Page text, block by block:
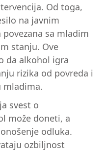
Od toga,
na javnim
sa mladim
stanju. Ove
da alkohol igra
rizika od povreda i
mladima.
svest o
može doneti, a
odluka.
ozbiljnost